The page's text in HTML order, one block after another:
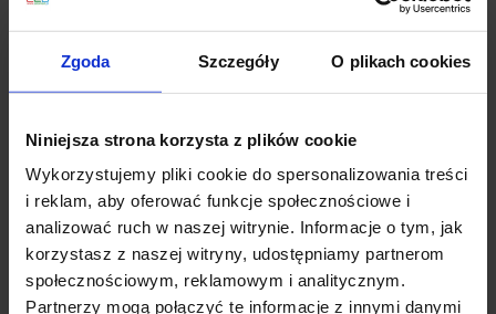
Zgoda Szczegóły O plikach cookies
Niniejsza strona korzysta z plików cookie
Wykorzystujemy pliki cookie do spersonalizowania treści
i reklam, aby oferować funkcje społecznościowe i
analizować ruch w naszej witrynie. Informacje o tym, jak
korzystasz z naszej witryny, udostępniamy partnerom
społecznościowym, reklamowym i analitycznym.
Partnerzy mogą połączyć te informacje z innymi danymi
Jeśli masz pytania lub potrzebujesz pomocy, zadzwoń
lub napisz do nas: pracujemy od 8:00 do 18:00,
odpowiedzi na e-maile od 8:00 do 22:00.
phone +48 694 000 777,+48 799 220 777
Metody płatności
Koszt dostawy